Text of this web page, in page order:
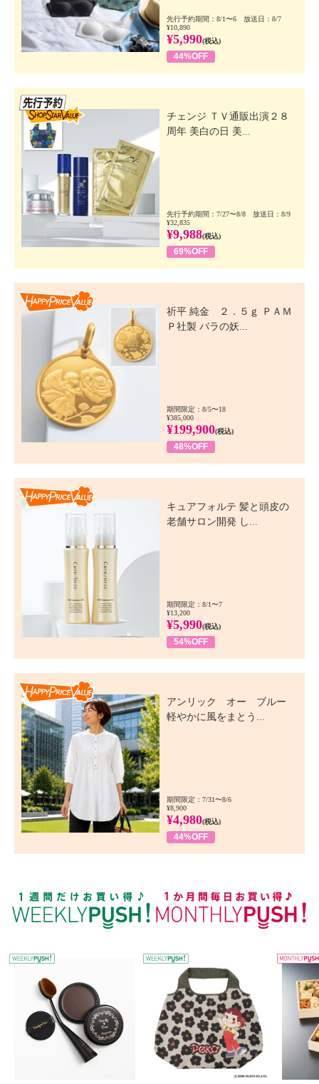
先行予約期間：8/1〜6 放送日：8/7
¥10,890
¥5,990(税込)
44%OFF
チェンジ ＴＶ通販出演２８
周年 美白の日 美...
先行予約期間：7/27〜8/8 放送日：8/9
¥32,835
¥9,988(税込)
69%OFF
祈平 純金 ２．５ｇ ＰＡＭ
Ｐ社製 バラの妖...
期間限定：8/5〜18
¥385,000
¥199,900(税込)
48%OFF
キュアフォルテ 髪と頭皮の
老舗サロン開発 し...
期間限定：8/1〜7
¥13,200
¥5,990(税込)
54%OFF
アンリック オー ブルー
軽やかに風をまとう...
期間限定：7/31〜8/6
¥8,900
¥4,980(税込)
44%OFF
WEEKLY PUSH